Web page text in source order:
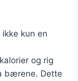
kun en
og rig
bærene. Dette